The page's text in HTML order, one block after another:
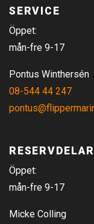
SERVICE
Öppet:
mån-fre 9-17
Pontus Winthersén
08-544 44 247
RESERVDELAR
Öppet:
mån-fre 9-17
Micke Colling